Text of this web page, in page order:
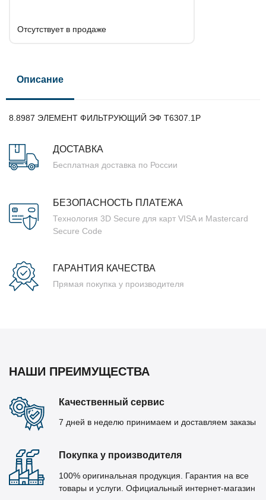
Отсутствует в продаже
Описание
8.8987 ЭЛЕМЕНТ ФИЛЬТРУЮЩИЙ ЭФ Т6307.1Р
ДОСТАВКА
Бесплатная доставка по России
БЕЗОПАСНОСТЬ ПЛАТЕЖА
Технология 3D Secure для карт VISA и Mastercard
Secure Code
ГАРАНТИЯ КАЧЕСТВА
Прямая покупка у производителя
НАШИ ПРЕИМУЩЕСТВА
Качественный сервис
7 дней в неделю принимаем и доставляем заказы
Покупка у производителя
100% оригинальная продукция. Гарантия на все
товары и услуги. Официальный интернет-магазин